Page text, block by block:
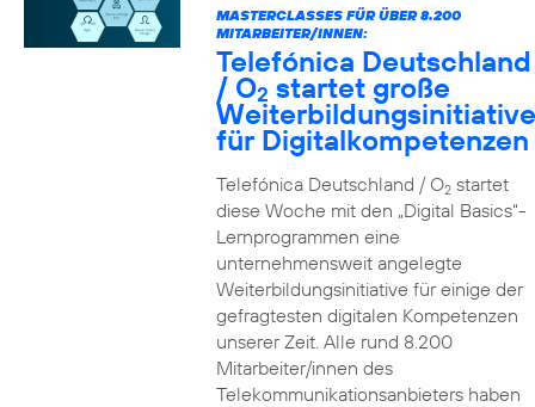
MASTERCLASSES FÜR ÜBER 8.200
MITARBEITER/INNEN:
Telefónica Deutschland
/ O2 startet große
Weiterbildungsinitiative
für Digitalkompetenzen
Telefónica Deutschland / O2startet
diese Woche mit den „Digital Basics“-
Lernprogrammen eine
unternehmensweit angelegte
Weiterbildungsinitiative für einige der
gefragtesten digitalen Kompetenzen
unserer Zeit. Alle rund 8.200
Mitarbeiter/innen des
Telekommunikationsanbieters haben